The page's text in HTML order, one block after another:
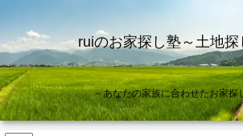
ruiのお家探し塾～土地探
～あなたの家族に合わせたお家探